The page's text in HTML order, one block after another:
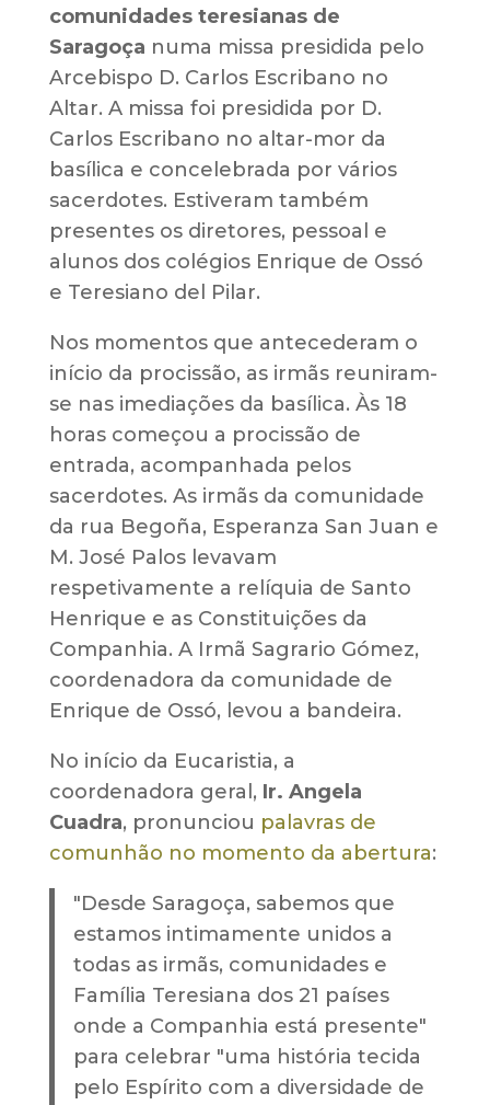
comunidades teresianas de
Saragoça numa missa presidida pelo
Arcebispo D. Carlos Escribano no
Altar. A missa foi presidida por D.
Carlos Escribano no altar-mor da
basílica e concelebrada por vários
sacerdotes. Estiveram também
presentes os diretores, pessoal e
alunos dos colégios Enrique de Ossó
e Teresiano del Pilar.
Nos momentos que antecederam o
início da procissão, as irmãs reuniram-
se nas imediações da basílica. Às 18
horas começou a procissão de
entrada, acompanhada pelos
sacerdotes. As irmãs da comunidade
da rua Begoña, Esperanza San Juan e
M. José Palos levavam
respetivamente a relíquia de Santo
Henrique e as Constituições da
Companhia. A Irmã Sagrario Gómez,
coordenadora da comunidade de
Enrique de Ossó, levou a bandeira.
No início da Eucaristia, a
coordenadora geral, Ir. Angela
Cuadra, pronunciou palavras de
comunhão no momento da abertura:
"Desde Saragoça, sabemos que
estamos intimamente unidos a
todas as irmãs, comunidades e
Família Teresiana dos 21 países
onde a Companhia está presente"
para celebrar "uma história tecida
pelo Espírito com a diversidade de